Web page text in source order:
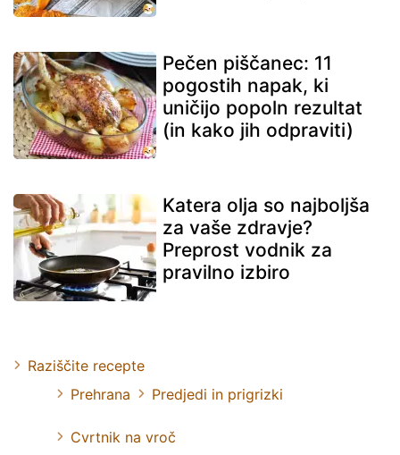
Pečen piščanec: 11
pogostih napak, ki
uničijo popoln rezultat
(in kako jih odpraviti)
Katera olja so najboljša
za vaše zdravje?
Preprost vodnik za
pravilno izbiro
Raziščite recepte
Prehrana
Predjedi in prigrizki
Cvrtnik na vroč